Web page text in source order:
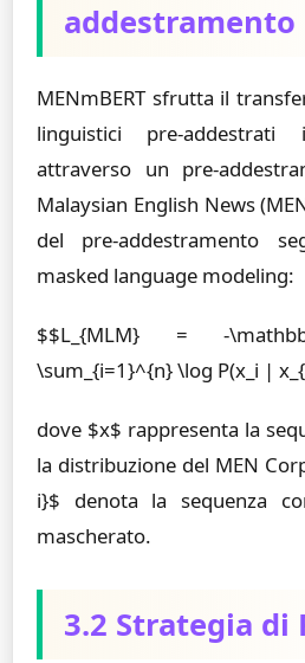
addestramento
MENmBERT sfrutta il
linguistici pre-
attraverso un pre-
Malaysian English News
del pre-addestramento
masked language modeling:
$$L_{MLM} = -
\sum_{i=1}^{n} \log P(x_i |
dove $x$ rappresenta la
la distribuzione del MEN
i}$ denota la sequenza
mascherato.
3.2 Strategia di